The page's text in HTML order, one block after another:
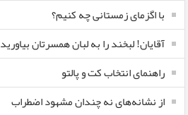
با اگزمای زمستانی چه کنیم؟
آقایان! لبخند را به لبان همسرتان بیاورید
راهنمای انتخاب کت و پالتو
از نشانه‌های نه چندان مشهود اضطراب